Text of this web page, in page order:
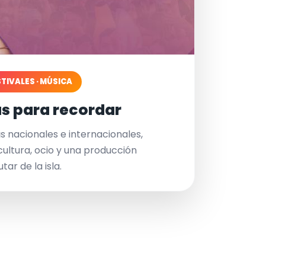
· MÚSICA
para recordar
nacionales e internacionales,
ocio y una producción
de la isla.